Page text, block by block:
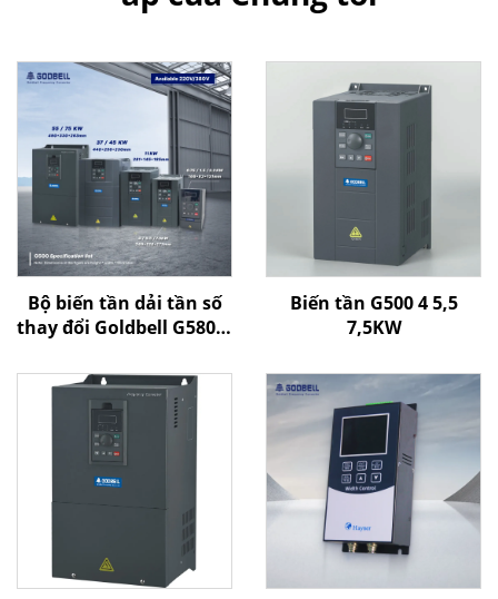
Bộ biến tần dải tần số
thay đổi Goldbell G580M
khiển V/F và điều khiển
vector | Bộ biến tần
được chứng nhận CE
Biến tần G500 4 5,5
7,5KW